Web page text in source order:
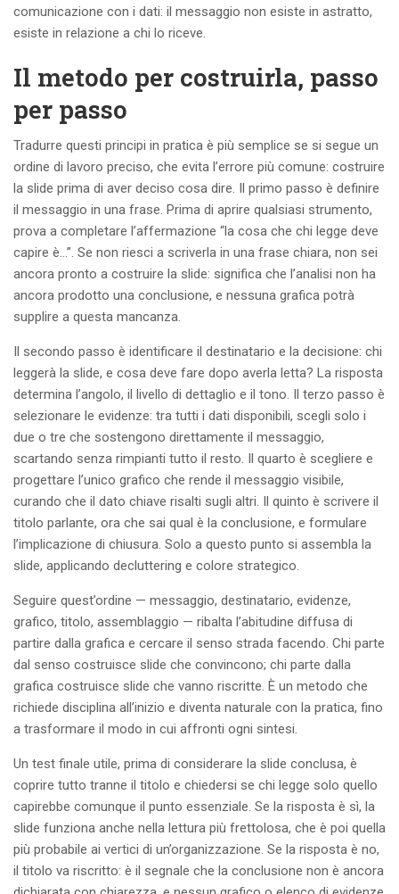
comunicazione con i dati: il messaggio non esiste in astratto,
esiste in relazione a chi lo riceve.
Il metodo per costruirla, passo
per passo
Tradurre questi principi in pratica è più semplice se si segue un
ordine di lavoro preciso, che evita l’errore più comune: costruire
la slide prima di aver deciso cosa dire. Il primo passo è definire
il messaggio in una frase. Prima di aprire qualsiasi strumento,
prova a completare l’affermazione “la cosa che chi legge deve
capire è…”. Se non riesci a scriverla in una frase chiara, non sei
ancora pronto a costruire la slide: significa che l’analisi non ha
ancora prodotto una conclusione, e nessuna grafica potrà
supplire a questa mancanza.
Il secondo passo è identificare il destinatario e la decisione: chi
leggerà la slide, e cosa deve fare dopo averla letta? La risposta
determina l’angolo, il livello di dettaglio e il tono. Il terzo passo è
selezionare le evidenze: tra tutti i dati disponibili, scegli solo i
due o tre che sostengono direttamente il messaggio,
scartando senza rimpianti tutto il resto. Il quarto è scegliere e
progettare l’unico grafico che rende il messaggio visibile,
curando che il dato chiave risalti sugli altri. Il quinto è scrivere il
titolo parlante, ora che sai qual è la conclusione, e formulare
l’implicazione di chiusura. Solo a questo punto si assembla la
slide, applicando decluttering e colore strategico.
Seguire quest’ordine — messaggio, destinatario, evidenze,
grafico, titolo, assemblaggio — ribalta l’abitudine diffusa di
partire dalla grafica e cercare il senso strada facendo. Chi parte
dal senso costruisce slide che convincono; chi parte dalla
grafica costruisce slide che vanno riscritte. È un metodo che
richiede disciplina all’inizio e diventa naturale con la pratica, fino
a trasformare il modo in cui affronti ogni sintesi.
Un test finale utile, prima di considerare la slide conclusa, è
coprire tutto tranne il titolo e chiedersi se chi legge solo quello
capirebbe comunque il punto essenziale. Se la risposta è sì, la
slide funziona anche nella lettura più frettolosa, che è poi quella
più probabile ai vertici di un’organizzazione. Se la risposta è no,
il titolo va riscritto: è il segnale che la conclusione non è ancora